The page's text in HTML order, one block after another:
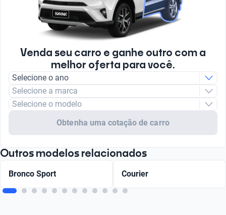
Venda seu carro e ganhe outro com a
melhor oferta para você.
Selecione o ano
Selecione a marca
Selecione o modelo
Obtenha uma cotação de carro
Outros modelos relacionados
Bronco Sport Courier